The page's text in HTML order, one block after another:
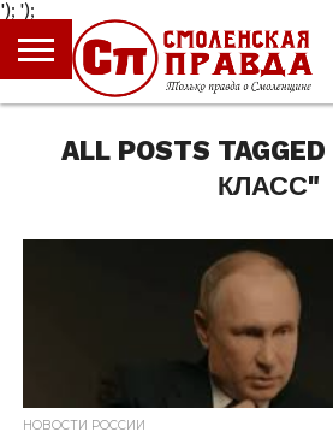
');
ГЛАВНАЯ
НОВОСТИ
ПРОИСШЕСТВИЯ
ПОЛИТИКА
КУЛЬТУРА
ЭКОНОМИКА
ОБЩЕСТВО
БЛОГИ
ALL POSTS
КЛАСС"
НОВОСТИ РОССИИ
');